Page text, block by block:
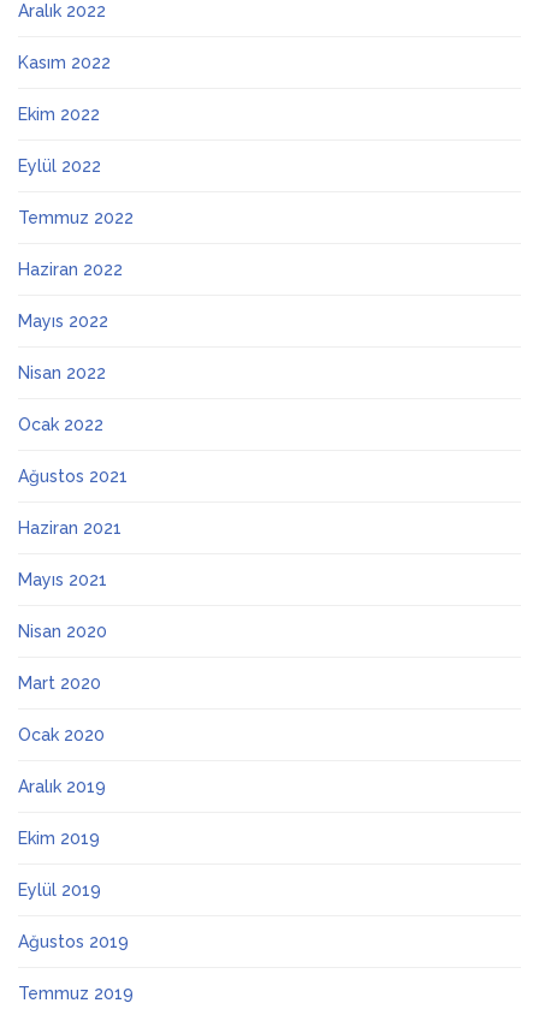
Aralık 2022
Kasım 2022
Ekim 2022
Eylül 2022
Temmuz 2022
Haziran 2022
Mayıs 2022
Nisan 2022
Ocak 2022
Ağustos 2021
Haziran 2021
Mayıs 2021
Nisan 2020
Mart 2020
Ocak 2020
Aralık 2019
Ekim 2019
Eylül 2019
Ağustos 2019
Temmuz 2019